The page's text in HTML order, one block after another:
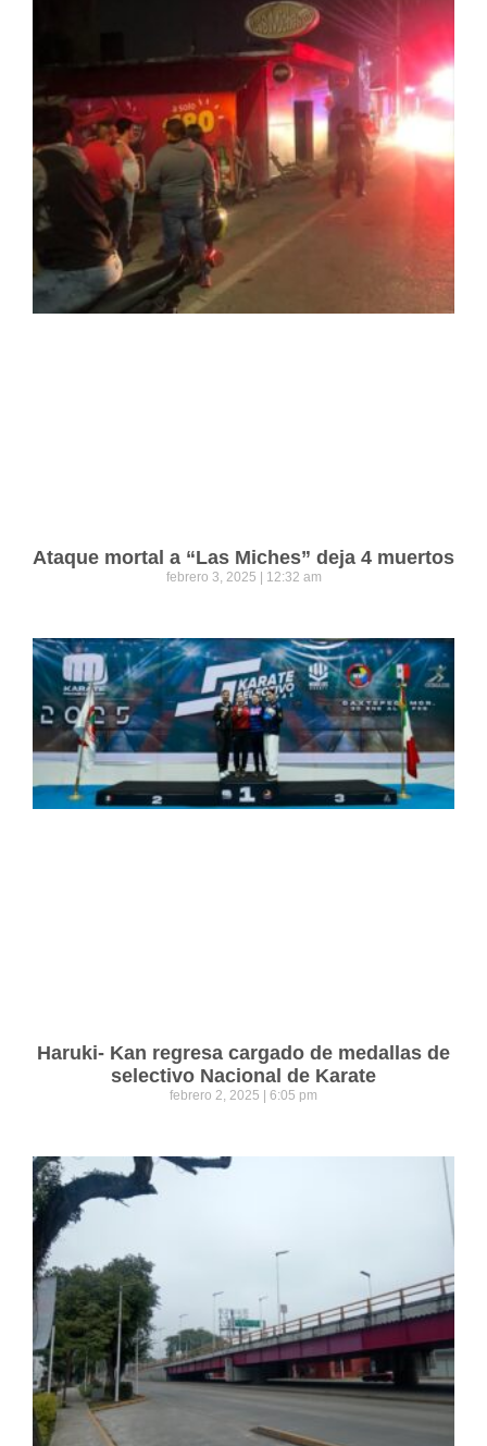
Ataque mortal a “Las Miches” deja 4 muertos
febrero 3, 2025 12:32 am
Haruki- Kan regresa cargado de medallas de
selectivo Nacional de Karate
febrero 2, 2025 6:05 pm